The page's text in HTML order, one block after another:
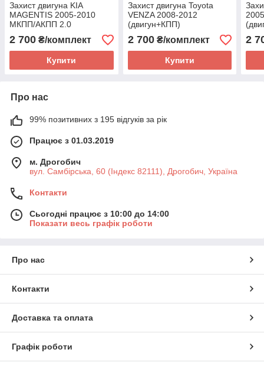
Захист двигуна KIA
MAGENTIS 2005-2010
МКПП/АКПП 2.0
(двигун+КПП)
2 700 ₴/комплект
Купити
Захист двигуна Toyota
VENZA 2008-2012
(двигун+КПП)
2 700₴/комплект
Купити
2
Про нас
99% позитивних з 195 відгуків за рік
Працює з 01.03.2019
м. Дрогобич
вул. Самбірська, 60 (Індекс 82111), Дрогобич, Україна
Контакти
Сьогодні працює з 10:00 до 14:00
Показати весь графік роботи
Про нас
Контакти
Доставка та оплата
Графік роботи